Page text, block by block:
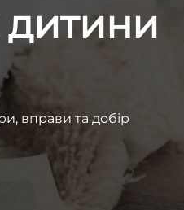
вправи та добір